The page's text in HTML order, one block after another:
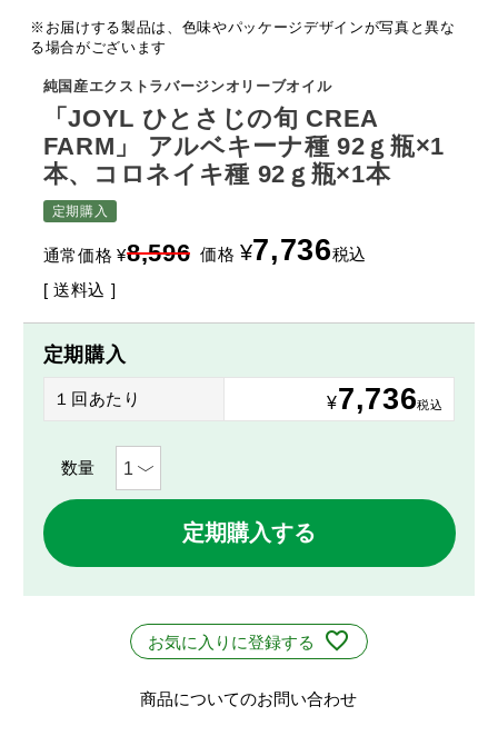
※お届けする製品は、色味やパッケージデザインが写真と異な
る場合がございます
純国産エクストラバージンオリーブオイル
「JOYL ひとさじの旬 CREA
FARM」 アルベキーナ種 92ｇ瓶×1
本、コロネイキ種 92ｇ瓶×1本
定期購入
通常価格 ¥8,596 価格 ¥7,736税込
送料込
定期購入
１回あたり ¥7,736税込
定期購入する
お気に入りに登録する
商品についてのお問い合わせ